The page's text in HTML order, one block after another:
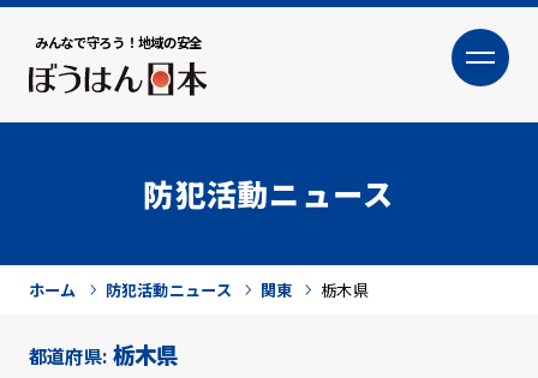
みんなで守ろう！地域の安全
大
防犯活動ニュース
ホーム 防犯活動ニュース 関東 栃木県
都道府県: 栃木県